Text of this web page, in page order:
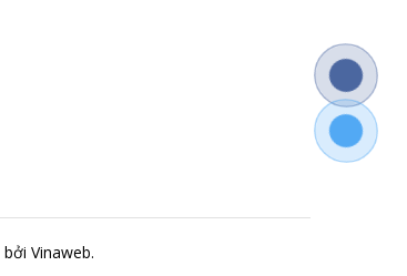
bởi Vinaweb.